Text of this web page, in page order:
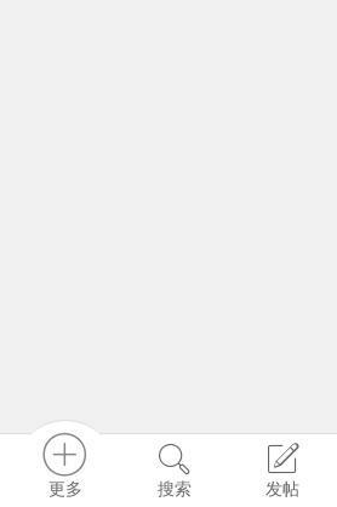
更多 搜索 发帖